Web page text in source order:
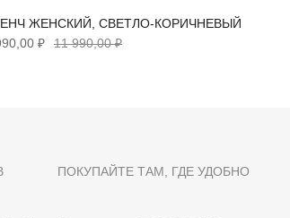
ЖЕНСКИЙ, СВЕТЛО-КОРИЧНЕВЫЙ
₽
11 990,00 ₽
ПОКУПАЙТЕ ТАМ, ГДЕ УДОБНО